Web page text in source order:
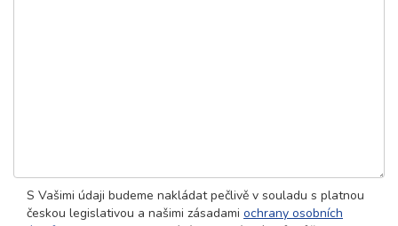
S Vašimi údaji budeme nakládat pečlivě v souladu s platnou
českou legislativou a našimi zásadami ochrany osobních